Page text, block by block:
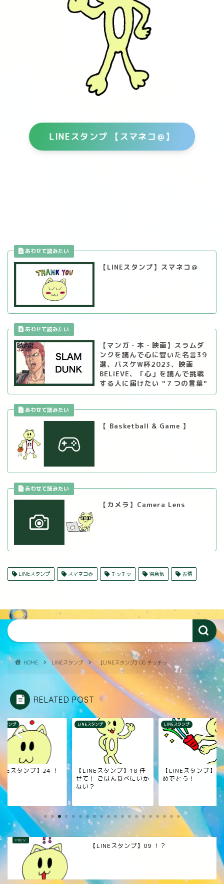
LINEスタンプ 【スマネコ＠】
【LINEスタンプ】スマネコ＠
【マンガ・本・映画】スラムダ
ンクを読んで心に響いた名言39
選、バスケW杯2023、映画
BELIEVE、「心」を読んで挑戦
する人に届けたい "７つの言葉"
【 Basketball & Game 】
【カメラ】Camera Lens
LINEスタンプ スマネコ＠ チッチッ 得意気 表情
HOME LINEスタンプ 【LINEスタンプ】08 チッチッ
RELATED POST
タンプ
スタンプ】24 ！
LINEスタンプ
【LINEスタンプ】18 任
せて！ ごはん食べにいか
ない？
LINEスタンプ
【LINEスタンプ】
めでとう！
【LINEスタンプ】09 ！？